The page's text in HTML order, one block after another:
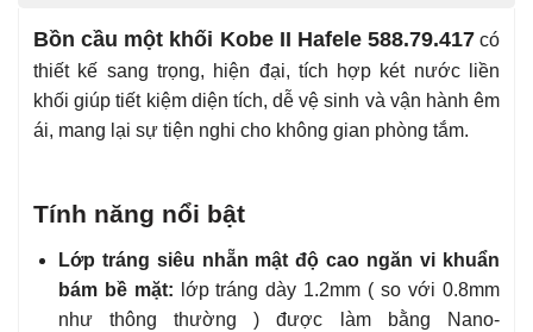
Bồn cầu một khối Kobe II Hafele 588.79.417có
thiết kế sang trọng, hiện đại, tích hợp két nước liền
khối giúp tiết kiệm diện tích, dễ vệ sinh và vận hành êm
ái, mang lại sự tiện nghi cho không gian phòng tắm.
Tính năng nổi bật
Lớp tráng siêu nhẵn mật độ cao ngăn vi khuẩn
bám bề mặt: lớp tráng dày 1.2mm ( so với 0.8mm
như thông thường ) được làm bằng Nano-